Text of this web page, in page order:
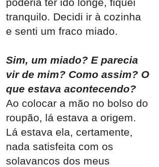
tranquilo. Decidi ir à cozinha
e senti um fraco miado.
Sim, um miado? E parecia
vir de mim? Como assim? O
que estava acontecendo?
Ao colocar a mão no bolso do
roupão, lá estava a origem.
Lá estava ela, certamente,
nada satisfeita com os
solavancos dos meus